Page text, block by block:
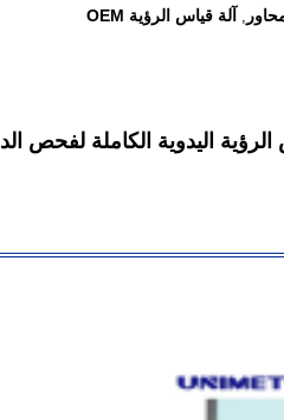
, آلة قياس الرؤية OEM
اليدوية الكاملة لفحص